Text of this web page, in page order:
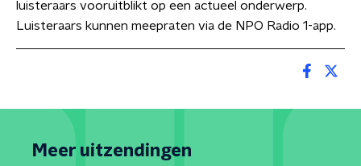
luisteraars vooruitblikt op een actueel onderwerp.
Luisteraars kunnen meepraten via de NPO Radio 1-app.
Meer uitzendingen